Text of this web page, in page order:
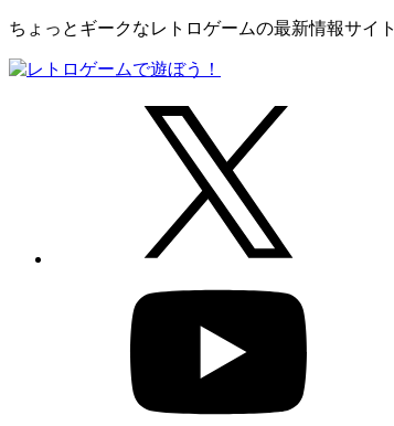
ちょっとギークなレトロゲームの最新情報サイト